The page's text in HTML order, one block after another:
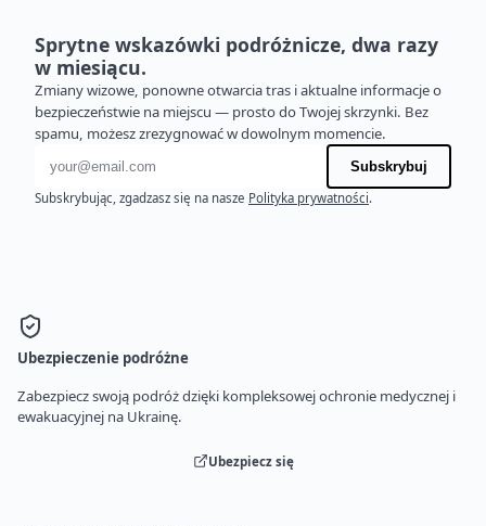
Sprytne wskazówki podróżnicze, dwa razy
w miesiącu.
Zmiany wizowe, ponowne otwarcia tras i aktualne informacje o
bezpieczeństwie na miejscu — prosto do Twojej skrzynki. Bez
spamu, możesz zrezygnować w dowolnym momencie.
Adres e-mail
Subskrybuj
Subskrybując, zgadzasz się na nasze Polityka prywatności.
Ubezpieczenie podróżne
Zabezpiecz swoją podróż dzięki kompleksowej ochronie medycznej i
ewakuacyjnej na Ukrainę.
Ubezpiecz się